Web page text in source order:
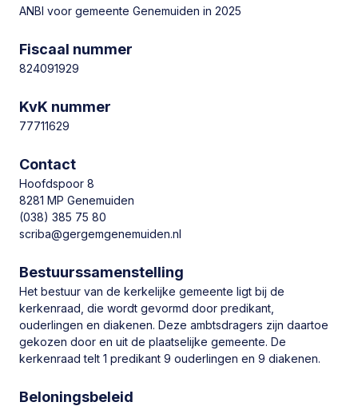
Particuliere Synode Oost
30-11-1910
Predikant & Consulent
Predikant
Ds. A. Verschuure
Intrede:
ANBI voor gemeente Genemuiden in 2025
Fiscaal nummer
824091929
KvK nummer
77711629
Contact
Hoofdspoor 8
8281 MP Genemuiden
(038) 385 75 80
scriba@gergemgenemuiden.nl
Bestuurssamenstelling
Het bestuur van de kerkelijke gemeente ligt bij de
kerkenraad, die wordt gevormd door predikant,
ouderlingen en diakenen. Deze ambtsdragers zijn daartoe
gekozen door en uit de plaatselijke gemeente. De
kerkenraad telt 1 predikant 9 ouderlingen en 9 diakenen.
Beloningsbeleid